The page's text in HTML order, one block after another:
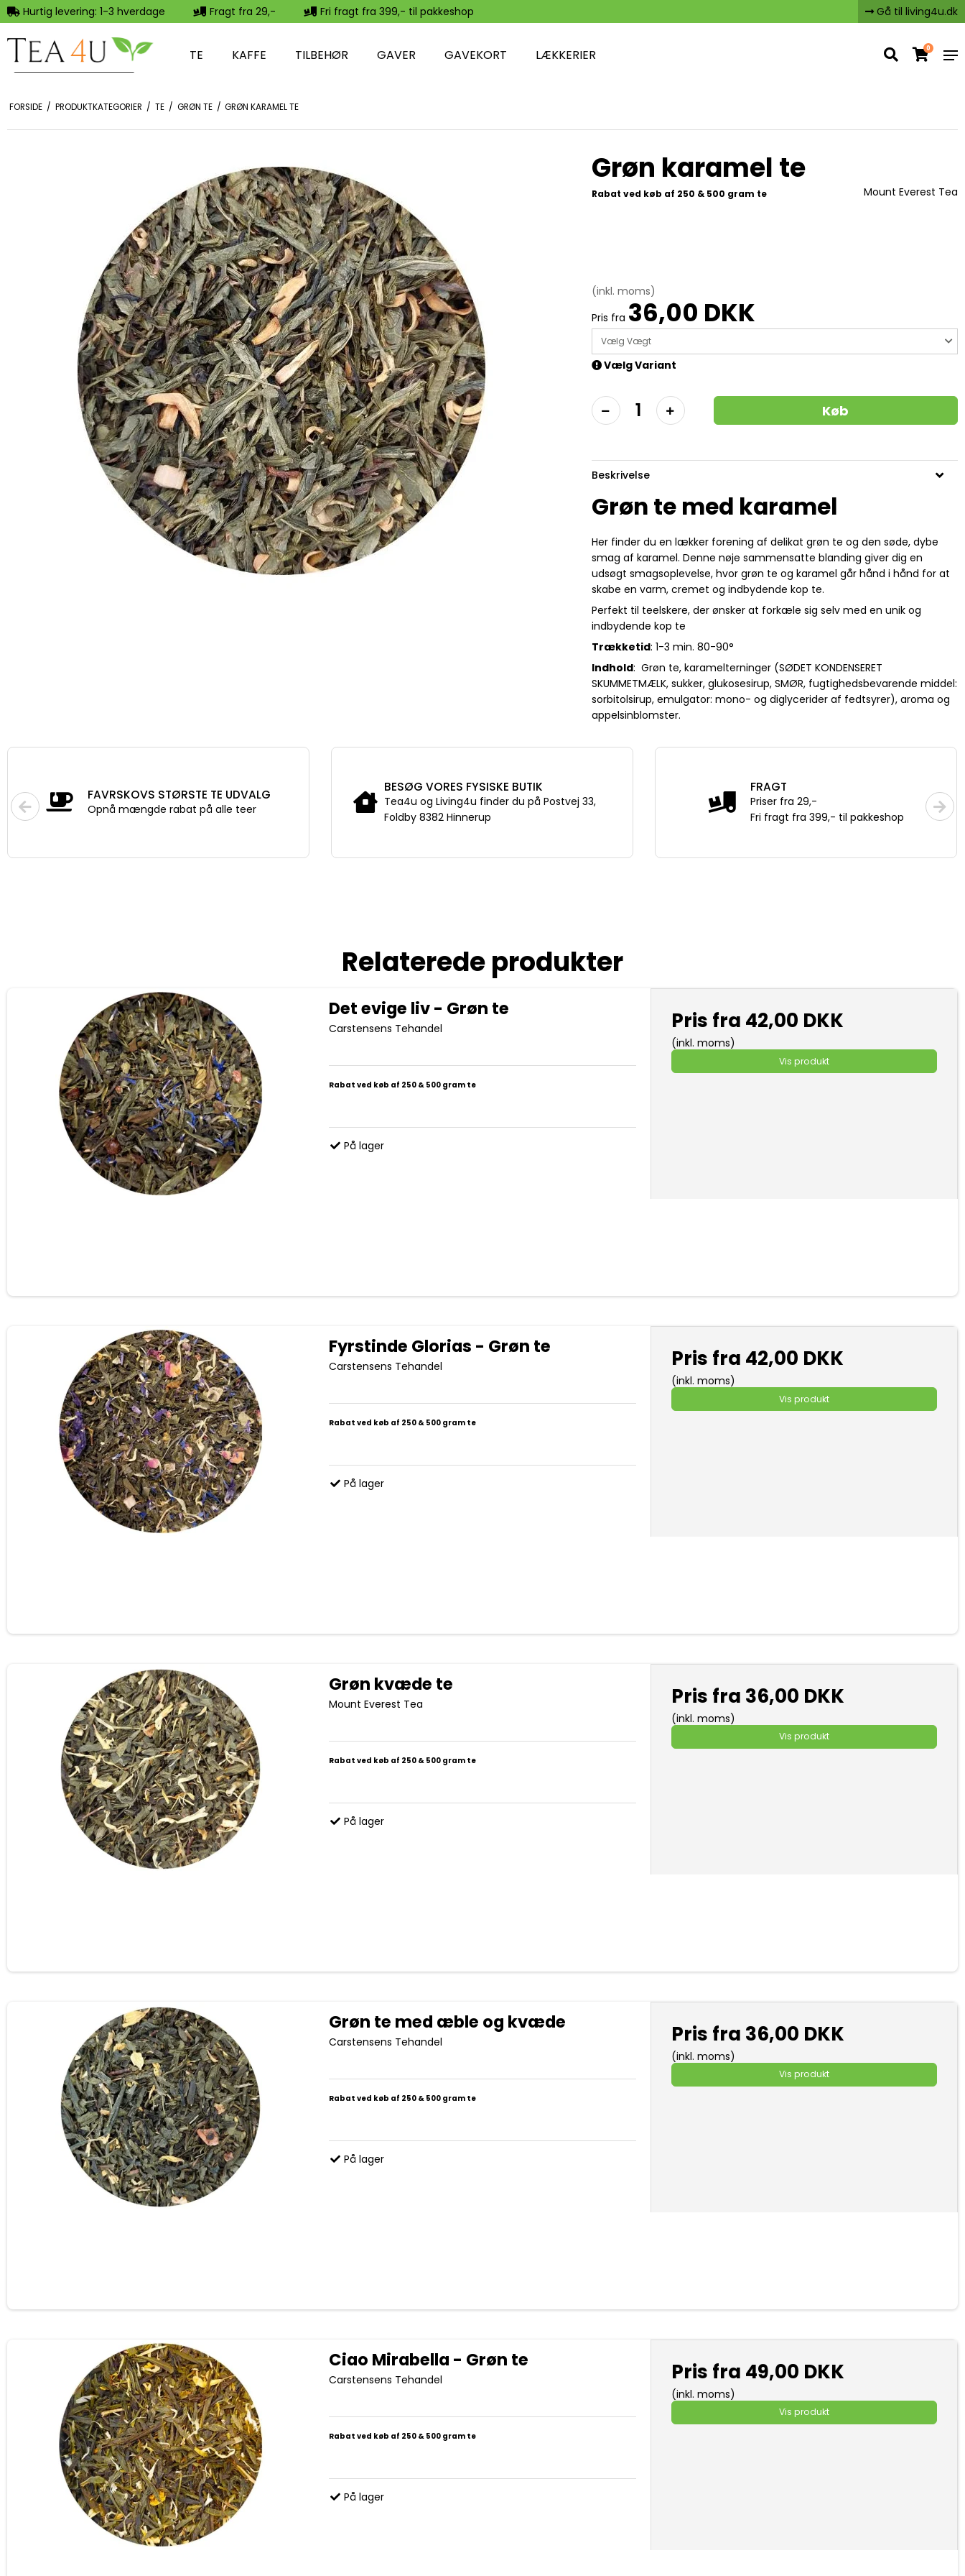
Hurtig levering: 1-3 hverdage Fragt fra 29,- Fri fragt fra 399,- til pakkeshop Gå til living4u.dk
TE KAFFE TILBEHØR GAVER GAVEKORT LÆKKERIER 0
FORSIDE / PRODUKTKATEGORIER / TE / GRØN TE / GRØN KARAMEL TE
Grøn karamel te
Rabat ved køb af 250 & 500 gram te Mount Everest Tea
(inkl. moms)
Pris fra 36,00 DKK
Vælg Vægt
Vælg Variant
Køb
Beskrivelse
Grøn te med karamel
Her finder du en lækker forening af delikat grøn te og den søde, dybe
smag af karamel. Denne nøje sammensatte blanding giver dig en
udsøgt smagsoplevelse, hvor grøn te og karamel går hånd i hånd for at
skabe en varm, cremet og indbydende kop te.
Perfekt til teelskere, der ønsker at forkæle sig selv med en unik og
indbydende kop te
Trækketid: 1-3 min. 80-90°
Indhold: Grøn te, karamelterninger (SØDET KONDENSERET
SKUMMETMÆLK, sukker, glukosesirup, SMØR, fugtighedsbevarende middel:
sorbitolsirup, emulgator: mono- og diglycerider af fedtsyrer), aroma og
appelsinblomster.
FAVRSKOVS STØRSTE TE UDVALG
Opnå mængde rabat på alle teer
BESØG VORES FYSISKE BUTIK
Tea4u og Living4u finder du på Postvej 33,
Foldby 8382 Hinnerup
FRAGT
Priser fra 29,-
Fri fragt fra 399,- til pakkeshop
Relaterede produkter
Det evige liv - Grøn te
Carstensens Tehandel
Rabat ved køb af 250 & 500 gram te
På lager
Pris fra 42,00 DKK
(inkl. moms)
Vis produkt
Fyrstinde Glorias - Grøn te
Carstensens Tehandel
Rabat ved køb af 250 & 500 gram te
På lager
Pris fra 42,00 DKK
(inkl. moms)
Vis produkt
Grøn kvæde te
Mount Everest Tea
Rabat ved køb af 250 & 500 gram te
På lager
Pris fra 36,00 DKK
(inkl. moms)
Vis produkt
Grøn te med æble og kvæde
Carstensens Tehandel
Rabat ved køb af 250 & 500 gram te
På lager
Pris fra 36,00 DKK
(inkl. moms)
Vis produkt
Ciao Mirabella - Grøn te
Carstensens Tehandel
Rabat ved køb af 250 & 500 gram te
På lager
Pris fra 49,00 DKK
(inkl. moms)
Vis produkt